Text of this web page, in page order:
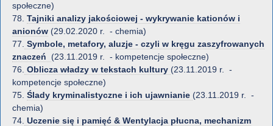
społeczne)
78. Tajniki analizy jakościowej - wykrywanie kationów i
anionów (29.02.2020 r. - chemia)
77. Symbole, metafory, aluzje - czyli w kręgu zaszyfrowanych
znaczeń
(23.11.2019 r. - kompetencje społeczne)
76. Oblicza władzy w tekstach kultury (23.11.2019 r. -
kompetencje społeczne)
75. Ślady kryminalistyczne i ich ujawnianie (23.11.2019 r. -
chemia)
74. Uczenie się i pamięć & Wentylacja płucna, mechanizm